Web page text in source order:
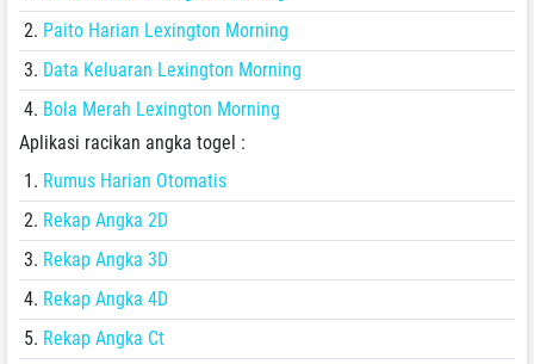
Paito Harian Lexington Morning
Data Keluaran Lexington Morning
Bola Merah Lexington Morning
Aplikasi racikan angka togel :
Rumus Harian Otomatis
Rekap Angka 2D
Rekap Angka 3D
Rekap Angka 4D
Rekap Angka Ct